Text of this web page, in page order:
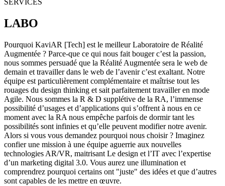
LABO
Pourquoi KaviAR [Tech] est le meilleur Laboratoire de Réalité
Augmentée ? Parce-que ce qui nous fait bouger c’est la passion,
nous sommes persuadé que la Réalité Augmentée sera le web de
demain et travailler dans le web de l’avenir c’est exaltant. Notre
équipe est particulièrement complémentaire et maîtrise tout les
rouages du design thinking et sait parfaitement travailler en mode
Agile. Nous sommes la R & D supplétive de la RA, l’immense
possibilité d’usages et d’applications qui s’offrent à nous en ce
moment avec la RA nous empêche parfois de dormir tant les
possibilités sont infinies et qu’elle peuvent modifier notre avenir.
Alors si vous vous demandez pourquoi nous choisir ? Imaginez
confier une mission à une équipe aguerrie aux nouvelles
technologies AR/VR, maitrisant Le design et l’IT avec l’expertise
d’un marketing digital 3.0. Vous aurez une illumination et
comprendrez pourquoi certains ont "juste" des idées et que d’autres
sont capables de les mettre en œuvre.